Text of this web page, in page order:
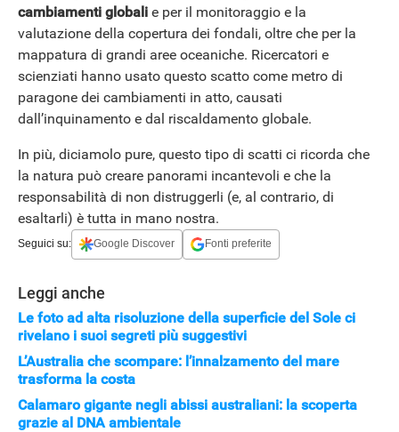
APPLE
cambiamenti globali e per il monitoraggio e la
valutazione della copertura dei fondali, oltre che per la
mappatura di grandi aree oceaniche. Ricercatori e
scienziati hanno usato questo scatto come metro di
paragone dei cambiamenti in atto, causati
dall’inquinamento e dal riscaldamento globale.
In più, diciamolo pure, questo tipo di scatti ci ricorda che
la natura può creare panorami incantevoli e che la
responsabilità di non distruggerli (e, al contrario, di
esaltarli) è tutta in mano nostra.
Seguici su: Google Discover Fonti preferite
Leggi anche
Le foto ad alta risoluzione della superficie del Sole ci
rivelano i suoi segreti più suggestivi
L’Australia che scompare: l’innalzamento del mare
trasforma la costa
Calamaro gigante negli abissi australiani: la scoperta
grazie al DNA ambientale